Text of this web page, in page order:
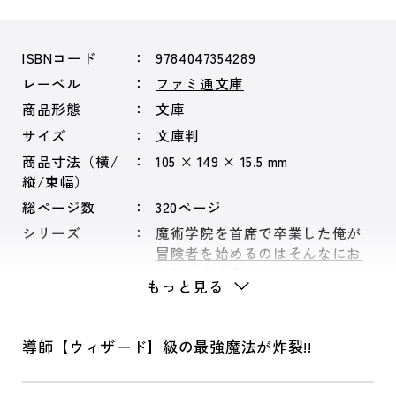
ISBNコード
9784047354289
レーベル
ファミ通文庫
商品形態
文庫
サイズ
文庫判
商品寸法（横/
縦/束幅）
105 × 149 × 15.5 mm
総ページ数
320ページ
シリーズ
魔術学院を首席で卒業した俺が
冒険者を始めるのはそんなにお
もっと見る
導師【ウィザード】級の最強魔法が炸裂!!